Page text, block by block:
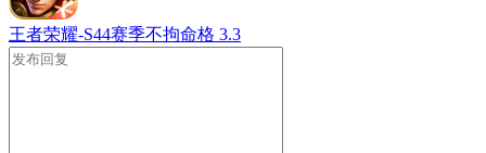
王者荣耀-S44赛季不拘命格 3.3